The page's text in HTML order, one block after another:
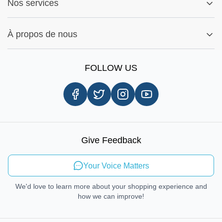
Paramètres Des Cookies
Signaler un bug
Nos services
Information sur l'expédition
Livraison le jour même
Procédures d'enlèvement en magasin
À propos de nous
Envoyer des commentaires
FOLLOW US
Give Feedback
Your Voice Matters
We'd love to learn more about your shopping experience and
how we can improve!